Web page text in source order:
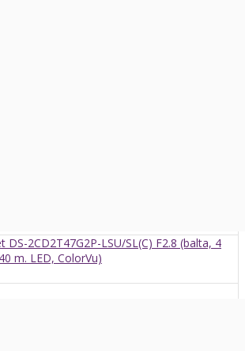
DS-2CD2T47G2P-LSU/SL(C) F2.8 (balta, 4
m. LED, ColorVu)